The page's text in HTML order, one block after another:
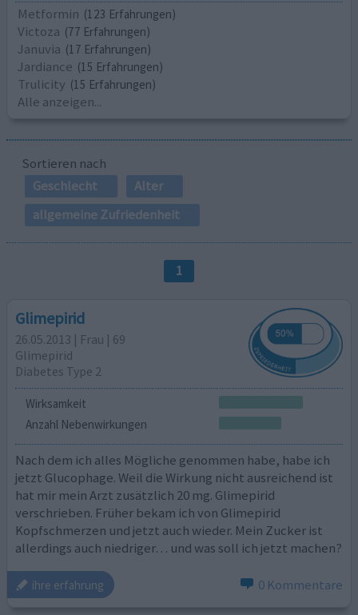
Metformin (123 Erfahrungen)
Victoza (77 Erfahrungen)
Januvia (17 Erfahrungen)
Jardiance (15 Erfahrungen)
Trulicity (15 Erfahrungen)
Alle anzeigen...
Sortieren nach
Geschlecht
Alter
allgemeine Zufriedenheit
1
Glimepirid
26.05.2013 | Frau | 69
Glimepirid
Diabetes Type 2
Wirksamkeit
Anzahl Nebenwirkungen
Nach dem ich alles Mögliche genommen habe, habe ich
jetzt Glucophage. Weil die Wirkung nicht ausreichend ist
hat mir mein Arzt zusätzlich 20 mg. Glimepirid
verschrieben. Früher bekam ich von Glimepirid
Kopfschmerzen und jetzt auch wieder. Mein Zucker ist
allerdings auch niedriger… und was soll ich jetzt machen?
ihre erfahrung 0 Kommentare